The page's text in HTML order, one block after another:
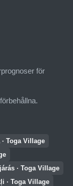
för
· Toga Village
· Toga Village
· Toga Village